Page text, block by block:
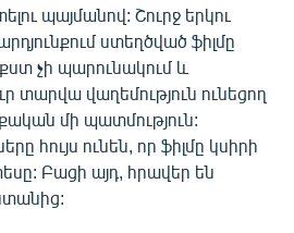
պայմանով: Շուրջ երկու
ստեղծված ֆիլմը
չի պարունակում և
տարվա վաղեմություն ունեցող
մի պատմություն:
հույս ունեն, որ ֆիլմը կսիրի
Բացի այդ, հրավեր են